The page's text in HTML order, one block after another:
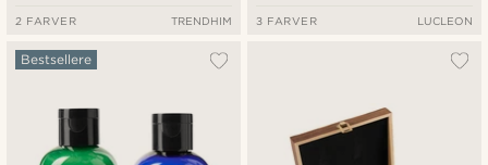
2 FARVER TRENDHIM 3 FARVER LUCLEON
Bestsellere